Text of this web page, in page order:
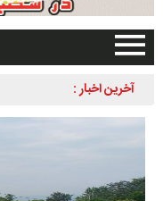
آخرین اخبار :
سیاهکل
و
د
و
د
س
۱